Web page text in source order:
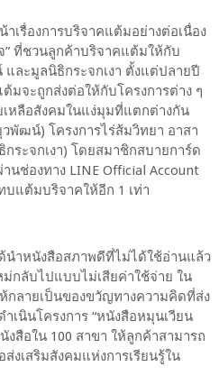
เรื่องการบริจาคแต้มอย่างต่อเนื่อง
” ที่ชวนลูกค้าบริจาคแต้มให้กับ
ละมูลนิธิกระจกเงา ตั้งแต่ปลายปี
มจะถูกส่งต่อให้กับโครงการต่าง ๆ
หลือสังคมในแง่มุมที่แตกต่างกัน
พัฒน์) โครงการไร่ส้มวิทยา อาสา
ระจกเงา) โดยสมาชิกสบายการ์ด
นช่องทาง LINE Official Account
บแต้มบริจาคให้อีก 1 เท่า
นำหนังสือสภาพดีที่ไม่ได้ใช้อ่านแล้ว
กลับไปแบบไม่เสียค่าใช้จ่าย ใน
ห้กลายเป็นของขวัญทางความคิดที่ส่ง
เนินโครงการ “หนังสือหมุนเวียน
สือใน 100 สาขา ให้ลูกค้าสามารถ
งเสริมสังคมแห่งการเรียนรู้ใน